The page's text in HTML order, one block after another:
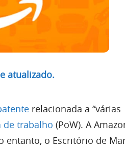
atualizado.
relacionada a “várias
de trabalho (PoW). A
entanto, o Escritório de